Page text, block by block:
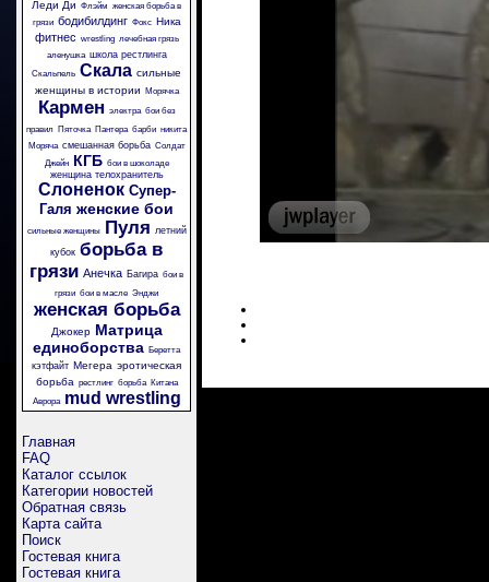
Леди Ди Флэйм женская борьба в
грязи бодибилдинг Фокс Ника
фитнес wrestling лечебная грязь
аленушка школа рестлинга
Скальпель Скала сильные
женщины в истории
Морячка
Кармен электра бои без
правил Пяточка Пантера барби никита
Моряча смешанная борьба Солдат
Джейн
КГБ бои в шоколаде
женщина телохранитель
Слоненок Супер-
Галя женские бои
сильные женщины Пуля летний
кубок борьба в
грязи Анечка Багира бои в
грязи бои в масле Энджи
женская борьба
Джокер Матрица
единоборства Беретта
кэтфайт Мегера эротическая
борьба рестлинг борьба
Китана
Аврора
mud wrestling
Главная
FAQ
Каталог ссылок
Категории новостей
Обратная связь
Карта сайта
Поиск
Гостевая книга
Гостевая книга